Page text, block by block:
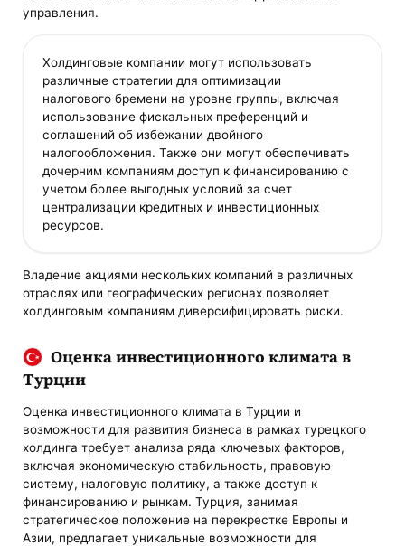
управления.
Холдинговые компании могут использовать
различные стратегии для оптимизации
налогового бремени на уровне группы, включая
использование фискальных преференций и
соглашений об избежании двойного
налогообложения. Также они могут обеспечивать
дочерним компаниям доступ к финансированию с
учетом более выгодных условий за счет
централизации кредитных и инвестиционных
ресурсов.
Владение акциями нескольких компаний в различных
отраслях или географических регионах позволяет
холдинговым компаниям диверсифицировать риски.
Оценка инвестиционного климата в
Турции
Оценка инвестиционного климата в Турции и
возможности для развития бизнеса в рамках турецкого
холдинга требует анализа ряда ключевых факторов,
включая экономическую стабильность, правовую
систему, налоговую политику, а также доступ к
финансированию и рынкам. Турция, занимая
стратегическое положение на перекрестке Европы и
Азии, предлагает уникальные возможности для